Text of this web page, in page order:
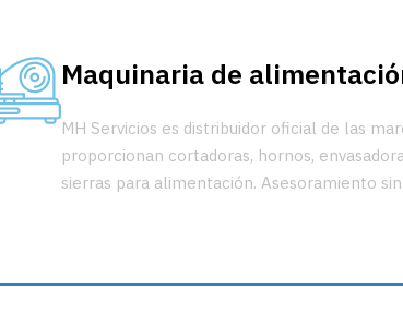
Maquinaria de
MH Servicios es distribuidor oficial de las
proporcionan cortadoras, hornos,
sierras para alimentación. Asesoramiento